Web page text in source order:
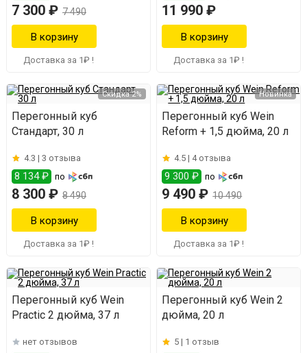
7 300 ₽ 7 490
Доставка за 1₽ !
11 990 ₽
Доставка за 1₽ !
Скидка 2%
Перегонный куб
Стандарт, 30 л
4.3 | 3 отзыва
8 134 ₽ по
8 300 ₽ 8 490
Доставка за 1₽ !
Новинка
Перегонный куб Wein
Reform + 1,5 дюйма, 20 л
4.5 | 4 отзыва
9 300 ₽ по
9 490 ₽ 10 490
Доставка за 1₽ !
Перегонный куб Wein
Practic 2 дюйма, 37 л
нет отзывов
Перегонный куб Wein 2
дюйма, 20 л
5 | 1 отзыв